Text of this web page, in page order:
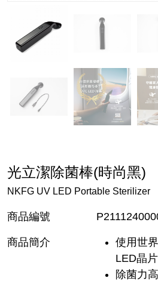
光立潔除菌棒(時尚黑)
NKFG UV LED Portable Sterilizer
商品編號
商品簡介
使用世
LED晶片
除菌力